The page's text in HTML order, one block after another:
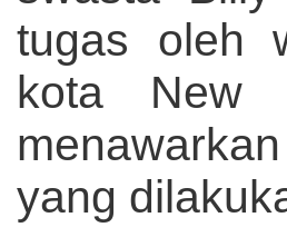
tugas oleh
kota New
yang